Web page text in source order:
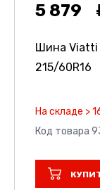
5 879
Шина Viatti
215/60R16
На складе >
Код товара